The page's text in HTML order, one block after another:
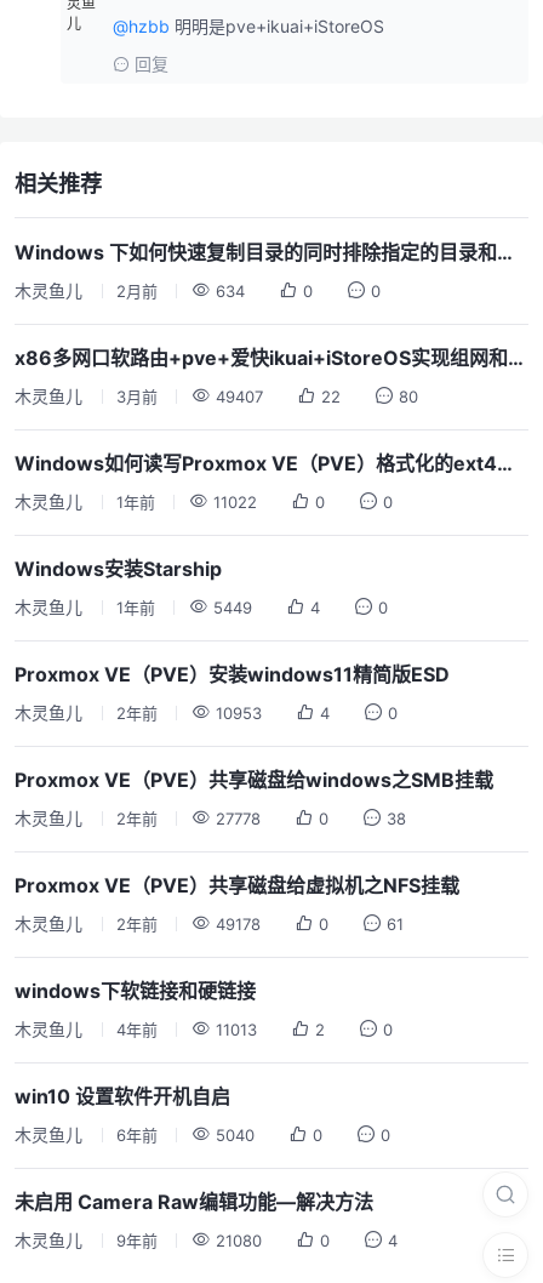
@hzbb 明明是pve+ikuai+iStoreOS
回复
相关推荐
Windows 下如何快速复制目录的同时排除指定的目录和文件
木灵鱼儿 2月前 634 0 0
x86多网口软路由+pve+爱快ikuai+iStoreOS实现组网和翻墙
木灵鱼儿 3月前 49407 22 80
Windows如何读写Proxmox VE（PVE）格式化的ext4磁盘
木灵鱼儿 1年前 11022 0 0
Windows安装Starship
木灵鱼儿 1年前 5449 4 0
Proxmox VE（PVE）安装windows11精简版ESD
木灵鱼儿 2年前 10953 4 0
Proxmox VE（PVE）共享磁盘给windows之SMB挂载
木灵鱼儿 2年前 27778 0 38
Proxmox VE（PVE）共享磁盘给虚拟机之NFS挂载
木灵鱼儿 2年前 49178 0 61
windows下软链接和硬链接
木灵鱼儿 4年前 11013 2 0
win10 设置软件开机自启
木灵鱼儿 6年前 5040 0 0
未启用 Camera Raw编辑功能—解决方法
木灵鱼儿 9年前 21080 0 4